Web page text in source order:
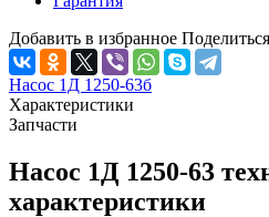
Добавить в избранное Поделиться
Насос 1Д 1250-63б
Характеристики
Запчасти
Насос 1Д 1250-63
характеристики